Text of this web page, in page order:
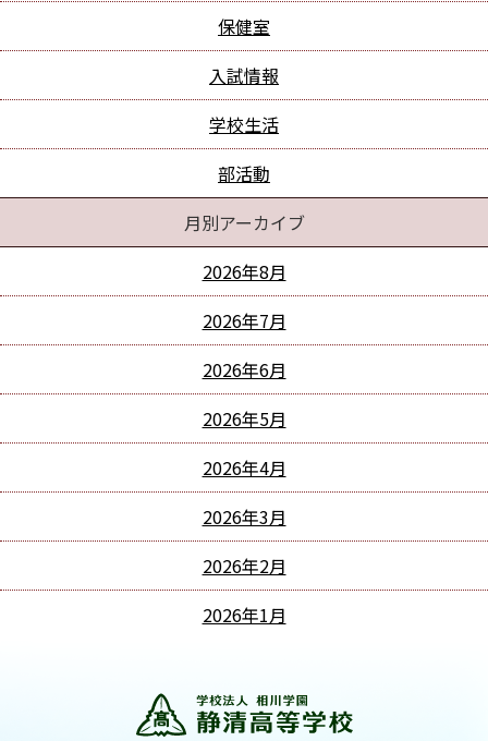
保健室
入試情報
学校生活
部活動
月別アーカイブ
2026年8月
2026年7月
2026年6月
2026年5月
2026年4月
2026年3月
2026年2月
2026年1月